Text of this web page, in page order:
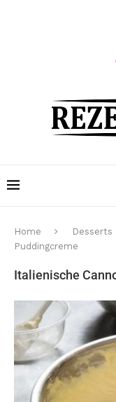
Home Desserts
Puddingcreme
Italienische